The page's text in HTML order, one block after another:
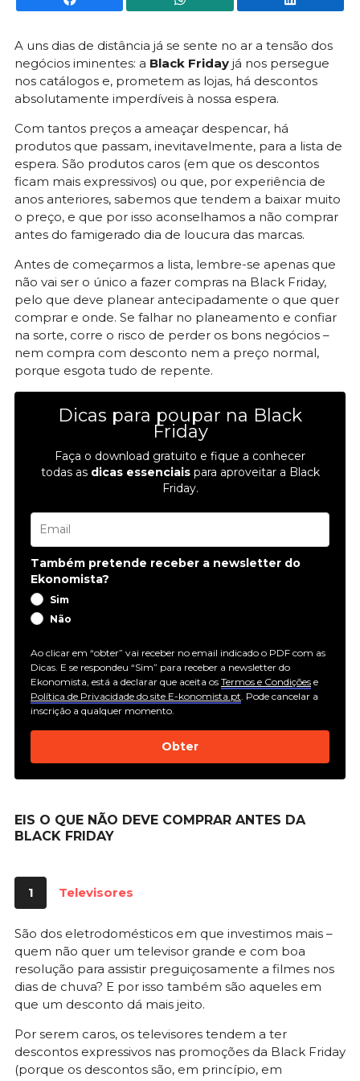
A uns dias de distância já se sente no ar a tensão dos
negócios iminentes: a Black Friday já nos persegue
nos catálogos e, prometem as lojas, há descontos
absolutamente imperdíveis à nossa espera.
Com tantos preços a ameaçar despencar, há
produtos que passam, inevitavelmente, para a lista de
espera. São produtos caros (em que os descontos
ficam mais expressivos) ou que, por experiência de
anos anteriores, sabemos que tendem a baixar muito
o preço, e que por isso aconselhamos a não comprar
antes do famigerado dia de loucura das marcas.
Antes de começarmos a lista, lembre-se apenas que
não vai ser o único a fazer compras na Black Friday,
pelo que deve planear antecipadamente o que quer
comprar e onde. Se falhar no planeamento e confiar
na sorte, corre o risco de perder os bons negócios –
nem compra com desconto nem a preço normal,
porque esgota tudo de repente.
Dicas para poupar na Black
Friday
Faça o download gratuito e fique a conhecer
todas as dicas essenciaispara aproveitar a Black
Friday.
Também pretende receber a newsletter do
Ekonomista?
Sim
Não
Ao clicar em “obter” vai receber no email indicado o PDF com as
Dicas. E se respondeu “Sim” para receber a newsletter do
Ekonomista, está a declarar que aceita os Termos e Condições e
Política de Privacidade do site E-konomista.pt . Pode cancelar a
inscrição a qualquer momento.
Obter
EIS O QUE NÃO DEVE COMPRAR ANTES DA
BLACK FRIDAY
1 Televisores
São dos eletrodomésticos em que investimos mais –
quem não quer um televisor grande e com boa
resolução para assistir preguiçosamente a filmes nos
dias de chuva? E por isso também são aqueles em
que um desconto dá mais jeito.
Por serem caros, os televisores tendem a ter
descontos expressivos nas promoções da Black Friday
(porque os descontos são, em princípio, em